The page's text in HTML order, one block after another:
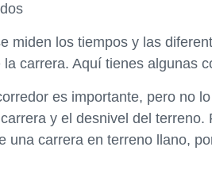
miden los tiempos y las
carrera. Aquí tienes algunas
es importante, pero no
y el desnivel del terreno.
una carrera en terreno llano,